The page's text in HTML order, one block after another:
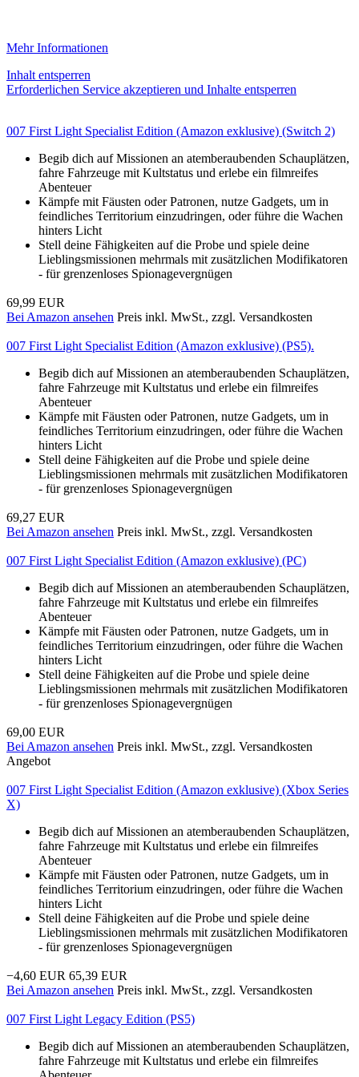
Mehr Informationen
Inhalt entsperren
Erforderlichen Service akzeptieren und Inhalte entsperren
007 First Light Specialist Edition (Amazon exklusive) (Switch 2)
Begib dich auf Missionen an atemberaubenden Schauplätzen,
fahre Fahrzeuge mit Kultstatus und erlebe ein filmreifes
Abenteuer
Kämpfe mit Fäusten oder Patronen, nutze Gadgets, um in
feindliches Territorium einzudringen, oder führe die Wachen
hinters Licht
Stell deine Fähigkeiten auf die Probe und spiele deine
Lieblingsmissionen mehrmals mit zusätzlichen Modifikatoren
- für grenzenloses Spionagevergnügen
69,99 EUR
Bei Amazon ansehen Preis inkl. MwSt., zzgl. Versandkosten
007 First Light Specialist Edition (Amazon exklusive) (PS5).
Begib dich auf Missionen an atemberaubenden Schauplätzen,
fahre Fahrzeuge mit Kultstatus und erlebe ein filmreifes
Abenteuer
Kämpfe mit Fäusten oder Patronen, nutze Gadgets, um in
feindliches Territorium einzudringen, oder führe die Wachen
hinters Licht
Stell deine Fähigkeiten auf die Probe und spiele deine
Lieblingsmissionen mehrmals mit zusätzlichen Modifikatoren
- für grenzenloses Spionagevergnügen
69,27 EUR
Bei Amazon ansehen Preis inkl. MwSt., zzgl. Versandkosten
007 First Light Specialist Edition (Amazon exklusive) (PC)
Begib dich auf Missionen an atemberaubenden Schauplätzen,
fahre Fahrzeuge mit Kultstatus und erlebe ein filmreifes
Abenteuer
Kämpfe mit Fäusten oder Patronen, nutze Gadgets, um in
feindliches Territorium einzudringen, oder führe die Wachen
hinters Licht
Stell deine Fähigkeiten auf die Probe und spiele deine
Lieblingsmissionen mehrmals mit zusätzlichen Modifikatoren
- für grenzenloses Spionagevergnügen
69,00 EUR
Bei Amazon ansehen Preis inkl. MwSt., zzgl. Versandkosten
Angebot
007 First Light Specialist Edition (Amazon exklusive) (Xbox Series
X)
Begib dich auf Missionen an atemberaubenden Schauplätzen,
fahre Fahrzeuge mit Kultstatus und erlebe ein filmreifes
Abenteuer
Kämpfe mit Fäusten oder Patronen, nutze Gadgets, um in
feindliches Territorium einzudringen, oder führe die Wachen
hinters Licht
Stell deine Fähigkeiten auf die Probe und spiele deine
Lieblingsmissionen mehrmals mit zusätzlichen Modifikatoren
- für grenzenloses Spionagevergnügen
−4,60 EUR 65,39 EUR
Bei Amazon ansehen Preis inkl. MwSt., zzgl. Versandkosten
007 First Light Legacy Edition (PS5)
Begib dich auf Missionen an atemberaubenden Schauplätzen,
fahre Fahrzeuge mit Kultstatus und erlebe ein filmreifes